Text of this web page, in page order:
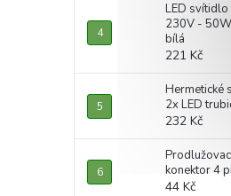
LED svítidlo
230V - 50W
bílá
221 Kč
Hermetické
2x LED
232 Kč
konektor 4
44 Kč